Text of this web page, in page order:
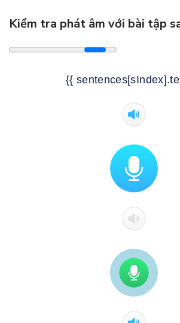
Kiểm tra phát âm với bài tập
{{